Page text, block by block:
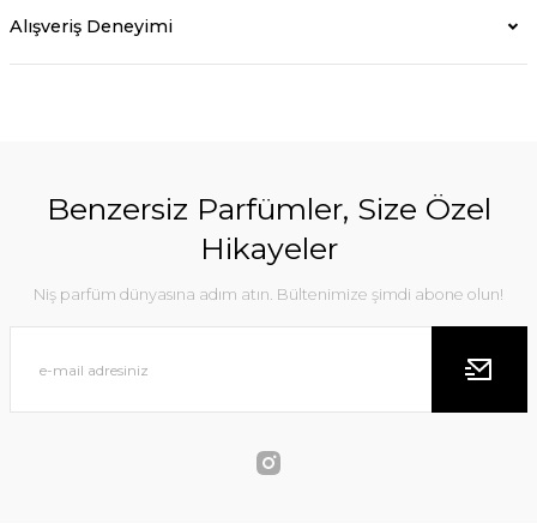
Alışveriş Deneyimi
Benzersiz Parfümler, Size Özel
Hikayeler
Niş parfüm dünyasına adım atın. Bültenimize şimdi abone olun!